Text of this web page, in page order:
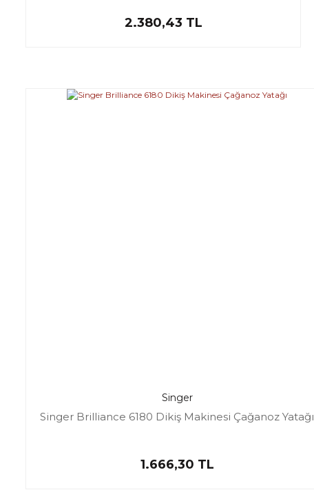
2.380,43 TL
Singer
Singer Brilliance 6180 Dikiş Makinesi Çağanoz Yatağı
1.666,30 TL